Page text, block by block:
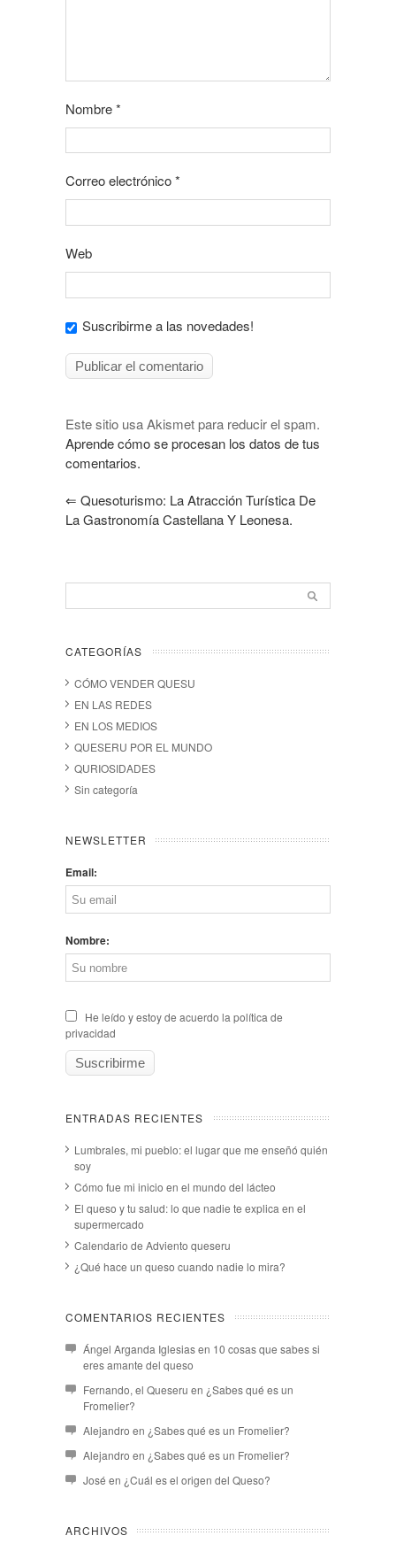
Nombre*
Correo electrónico*
Web
Suscribirme a las novedades!
Este sitio usa Akismet para reducir el spam.
Aprende cómo se procesan los datos de tus
comentarios.
⇐ Quesoturismo: La Atracción Turística De
La Gastronomía Castellana Y Leonesa.
CATEGORÍAS
CÓMO VENDER QUESU
EN LAS REDES
EN LOS MEDIOS
QUESERU POR EL MUNDO
QURIOSIDADES
Sin categoría
NEWSLETTER
Email:
Nombre:
He leído y estoy de acuerdo la política de
privacidad
ENTRADAS RECIENTES
Lumbrales, mi pueblo: el lugar que me enseñó quién
soy
Cómo fue mi inicio en el mundo del lácteo
El queso y tu salud: lo que nadie te explica en el
supermercado
Calendario de Adviento queseru
¿Qué hace un queso cuando nadie lo mira?
COMENTARIOS RECIENTES
Ángel Arganda Iglesiasen 10 cosas que sabes si
eres amante del queso
Fernando, el Queseru en ¿Sabes qué es un
Fromelier?
Alejandro en ¿Sabes qué es un Fromelier?
Alejandro en ¿Sabes qué es un Fromelier?
José en ¿Cuál es el origen del Queso?
ARCHIVOS